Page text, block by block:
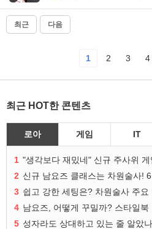
최근 다음
1 2 3 4
최근 HOT한 콘텐츠
로아 게임 IT
1 "생각보다 재밌네" 신규 주사위
2 신규 남요즈 클래스는 차원술사!
3 쉽고 강한 세팅은? 차원술사 주요
4 남요즈, 어떻게 꾸밀까? 스타일
5 성자라도 상대하고 있는 줄 알았